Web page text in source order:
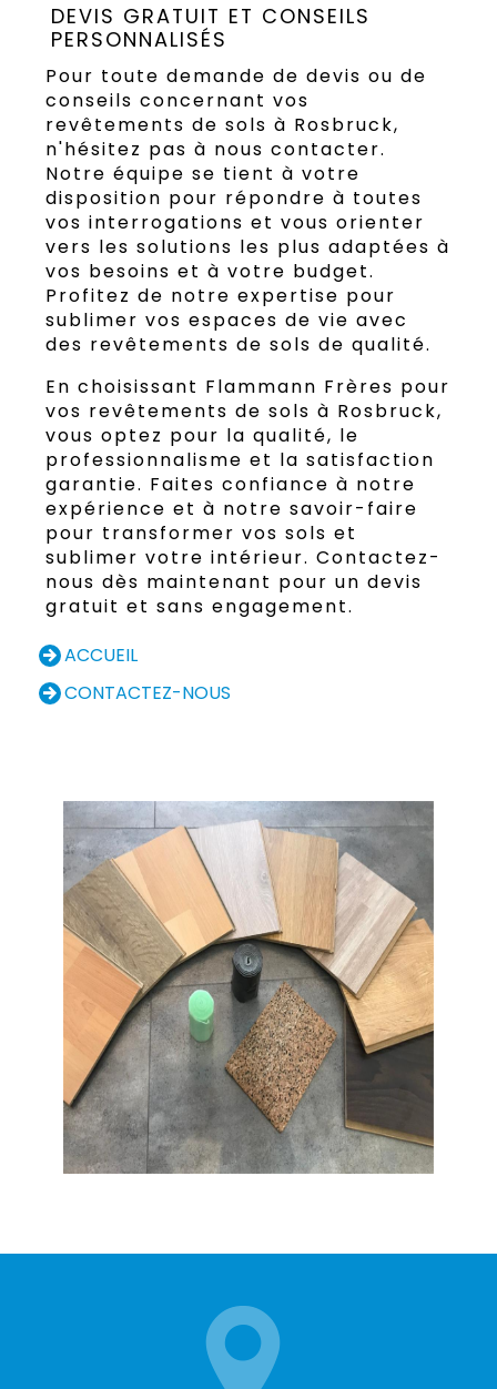
DEVIS GRATUIT ET CONSEILS
PERSONNALISÉS
Pour toute demande de devis ou de
conseils concernant vos
revêtements de sols à Rosbruck,
n'hésitez pas à nous contacter.
Notre équipe se tient à votre
disposition pour répondre à toutes
vos interrogations et vous orienter
vers les solutions les plus adaptées à
vos besoins et à votre budget.
Profitez de notre expertise pour
sublimer vos espaces de vie avec
des revêtements de sols de qualité.
En choisissant Flammann Frères pour
vos revêtements de sols à Rosbruck,
vous optez pour la qualité, le
professionnalisme et la satisfaction
garantie. Faites confiance à notre
expérience et à notre savoir-faire
pour transformer vos sols et
sublimer votre intérieur. Contactez-
nous dès maintenant pour un devis
gratuit et sans engagement.
ACCUEIL
CONTACTEZ-NOUS